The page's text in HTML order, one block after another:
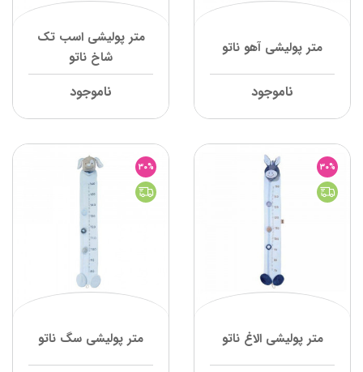
متر پولیشی آهو ناتو
ناموجود
متر پولیشی اسب تک
شاخ ناتو
ناموجود
30%
متر پولیشی الاغ ناتو
30%
متر پولیشی سگ ناتو